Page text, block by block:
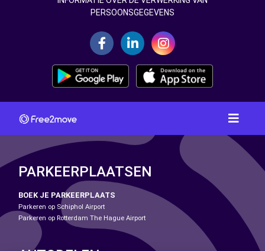
PERSOONSGEGEVENS
PARKEERPLAATSEN
BOEK JE PARKEERPLAATS
Parkeren op Schiphol Airport
Parkeren op Rotterdam The Hague Airport